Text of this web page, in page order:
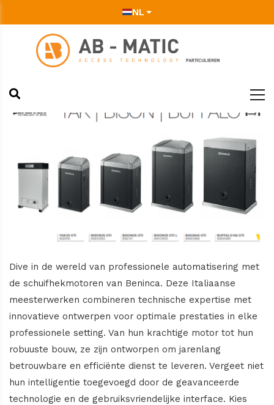
NL
Dive in de wereld van professionele automatisering met
de schuifhekmotoren van Beninca. Deze Italiaanse
meesterwerken combineren technische expertise met
innovatieve ontwerpen voor optimale prestaties in elke
professionele setting. Van hun krachtige motor tot hun
robuuste bouw, ze zijn ontworpen om jarenlang
betrouwbare en efficiënte dienst te leveren. Vergeet niet
hun intelligentie toegevoegd door de geavanceerde
technologie en de gebruiksvriendelijke interface. Kies